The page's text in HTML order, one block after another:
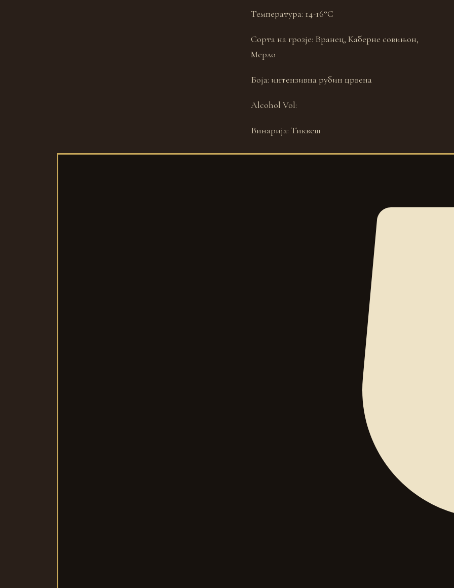
Температура: 14-16°С
Сорта на грозје: Вранец, Каберне совињон,
Мерло
Боја: интензивна рубин црвена
Alcohol Vol:
Винарија:Тиквеш